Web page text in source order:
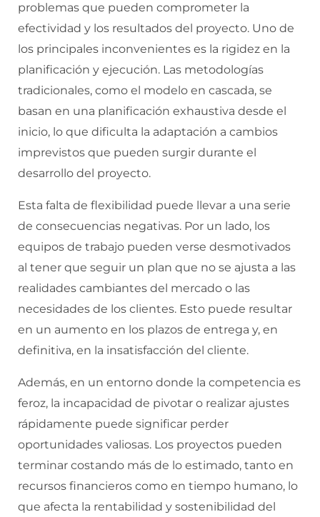
problemas que pueden comprometer la
efectividad y los resultados del proyecto. Uno de
los principales inconvenientes es la rigidez en la
planificación y ejecución. Las metodologías
tradicionales, como el modelo en cascada, se
basan en una planificación exhaustiva desde el
inicio, lo que dificulta la adaptación a cambios
imprevistos que pueden surgir durante el
desarrollo del proyecto.
Esta falta de flexibilidad puede llevar a una serie
de consecuencias negativas. Por un lado, los
equipos de trabajo pueden verse desmotivados
al tener que seguir un plan que no se ajusta a las
realidades cambiantes del mercado o las
necesidades de los clientes. Esto puede resultar
en un aumento en los plazos de entrega y, en
definitiva, en la insatisfacción del cliente.
Además, en un entorno donde la competencia es
feroz, la incapacidad de pivotar o realizar ajustes
rápidamente puede significar perder
oportunidades valiosas. Los proyectos pueden
terminar costando más de lo estimado, tanto en
recursos financieros como en tiempo humano, lo
que afecta la rentabilidad y sostenibilidad del